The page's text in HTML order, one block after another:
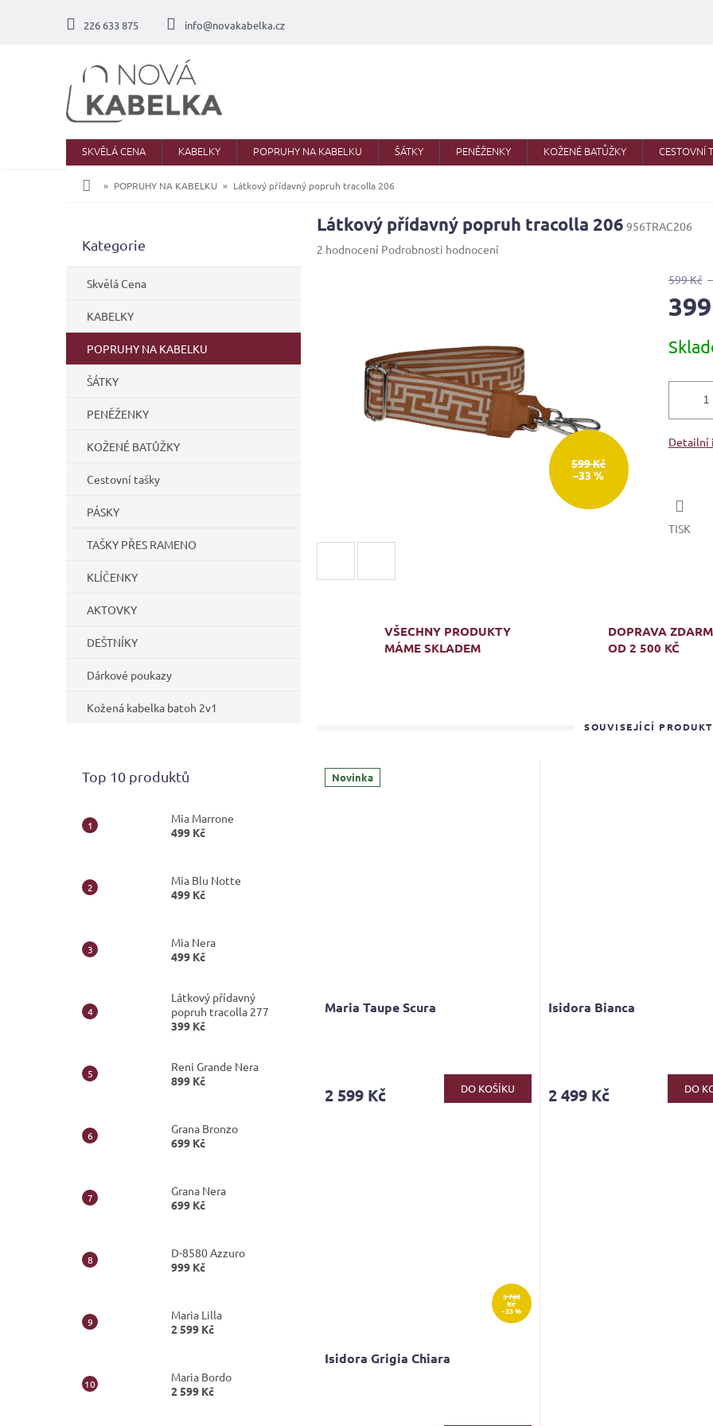
226 633 875 info@novakabelka.cz
SKVĚLÁ CENA KABELKY POPRUHY NA KABELKU ŠÁTKY PENĚŽENKY KOŽENÉ BATŮŽKY CESTOVNÍ
DomůPOPRUHY NA KABELKU Látkový přídavný popruh tracolla 206
s
n
í
Přeskočit
Kategorie
Skvělá Cena
KABELKY
POPRUHY NA KABELKU
ŠÁTKY
PENĚŽENKY
KOŽENÉ BATŮŽKY
Cestovní tašky
PÁSKY
TAŠKY PŘES RAMENO
KLÍČENKY
AKTOVKY
DEŠTNÍKY
Dárkové poukazy
Kožená kabelka batoh 2v1
Top 10 produktů
Mia Marrone
499 Kč
Mia Blu Notte
499 Kč
Mia Nera
499 Kč
Látkový přídavný
popruh tracolla 277
399 Kč
Reni Grande Nera
899 Kč
Grana Bronzo
699 Kč
Grana Nera
699 Kč
D-8580 Azzuro
999 Kč
Maria Lilla
2 599 Kč
Maria Bordo
2 599 Kč
Látkový přídavný popruh tracolla 206 956TRAC206
Průměrné
2 hodnocení Podrobnosti hodnocení
599 Kč
–33 %
599 Kč
cena:
Detailní
TISK
VŠECHNY PRODUKTY
MÁME SKLADEM
DOPRAVA
OD 2 500 KČ
SOUVISEJÍCÍ
Novinka
Maria Taupe Scura
2 599 Kč DO KOŠÍKU
Isidora Bianca
je
2 499 Kč DO
3 749
Kč
–33 %
Isidora Grigia Chiara